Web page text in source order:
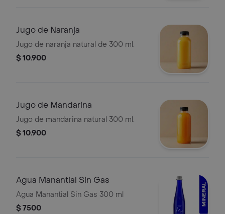
Jugo de Naranja
Jugo de naranja natural de 300 ml.
$ 10.900
Jugo de Mandarina
Jugo de mandarina natural 300 ml.
$ 10.900
Agua Manantial Sin Gas
Agua Manantial Sin Gas 300 ml
$ 7500